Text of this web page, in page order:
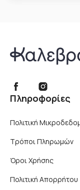
Πληροφορίες
Πολιτική
Τρόποι Πληρωμών
Όροι Χρήσης
Πολιτική Απορρήτου